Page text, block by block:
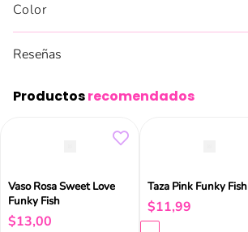
Color
Reseñas
Productosrecomendados
Vaso Rosa Sweet Love
Funky Fish
$13,00
Taza Pink Funky Fish
$11,99